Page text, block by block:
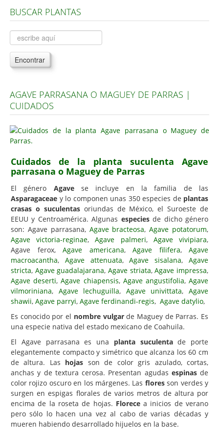
Árboles, Cicas y Palmeras de la G a la Z
Plantas Anuales y Perennes
Plantas Bulbosas y Acuáticas
Plantas de Interior
Plantas Aromáticas y de Huerto
Plantas Carnívoras y Orquídeas
Consejos
Hemisferio Sur
Enfermedades
Animales
Hongos
Carencias
Fotos
Flores y Plantas
Árboles y Palmeras
Arbustos y Trepadoras
Cactus y Suculentas
BUSCAR PLANTAS
Encontrar
AGAVE PARRASANA O MAGUEY DE PARRAS |
CUIDADOS
Cuidados de la planta suculenta Agave
parrasana o Maguey de Parras
El género Agavese incluye en la familia de las
Asparagaceae y lo componen unas 350 especies de plantas
crasas o suculentasoriundas de México, el Suroeste de
EEUU y Centroamérica. Algunas especiesde dicho género
son: Agave parrasana, Agave bracteosa,Agave potatorum,
Agave victoria-reginae,Agave palmeri, Agave vivipiara,
Agave ferox, Agave americana, Agave filifera, Agave
macroacantha, Agave attenuata,Agave sisalana,Agave
stricta, Agave guadalajarana,Agave striata,Agave impressa,
Agave deserti,Agave chiapensis, Agave angustifolia,Agave
vilmoriniana, Agave lechuguilla, Agave univittata,Agave
shawii, Agave parryi, Agave ferdinandi-regis, Agave datylio,
Es conocido por el nombre vulgarde Maguey de Parras. Es
una especie nativa del estado mexicano de Coahuila.
El Agave parrasana es una planta suculentade porte
elegantemente compacto y simétrico que alcanza los 60 cm
de altura. Las hojas son de color gris azulado, cortas,
anchas y de textura cerosa. Presentan agudas espinasde
color rojizo oscuro en los márgenes. Las floresson verdes y
surgen en espigas florales de varios metros de altura por
encima de la roseta de hojas. Florecea inicios de verano
pero sólo lo hacen una vez al cabo de varias décadas y
mueren habiendo desarrollado hijuelos en la base.